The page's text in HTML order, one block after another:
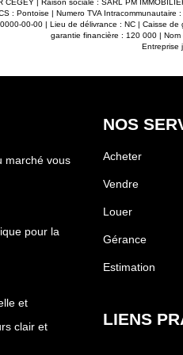
: Pontoise | Numero TVA
00-00 | Lieu de délivrance : NC | Caisse
garantie financière : 120 000 |
Entreprise
marché vous
pour la
et
clair et
NOS
Acheter
Vendre
Louer
Gérance
Estimation
LIENS